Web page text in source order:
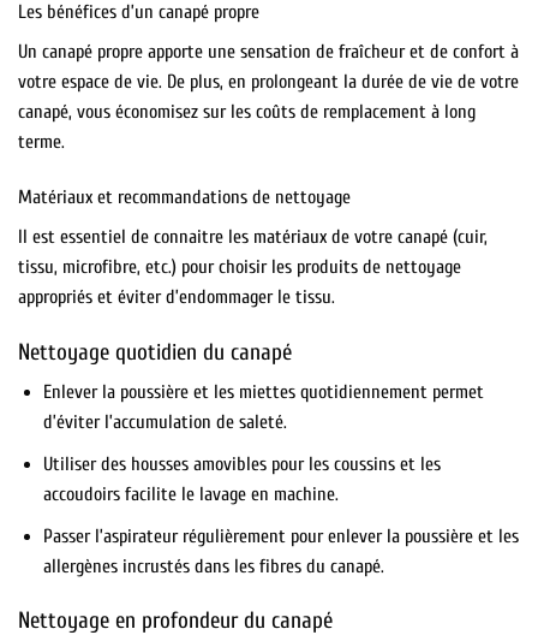
Les bénéfices d’un canapé propre
Un canapé propre apporte une sensation de fraîcheur et de confort à
votre espace de vie. De plus, en prolongeant la durée de vie de votre
canapé, vous économisez sur les coûts de remplacement à long
terme.
Matériaux et recommandations de nettoyage
Il est essentiel de connaitre les matériaux de votre canapé (cuir,
tissu, microfibre, etc.) pour choisir les produits de nettoyage
appropriés et éviter d’endommager le tissu.
Nettoyage quotidien du canapé
Enlever la poussière et les miettes quotidiennement permet
d’éviter l’accumulation de saleté.
Utiliser des housses amovibles pour les coussins et les
accoudoirs facilite le lavage en machine.
Passer l’aspirateur régulièrement pour enlever la poussière et les
allergènes incrustés dans les fibres du canapé.
Nettoyage en profondeur du canapé